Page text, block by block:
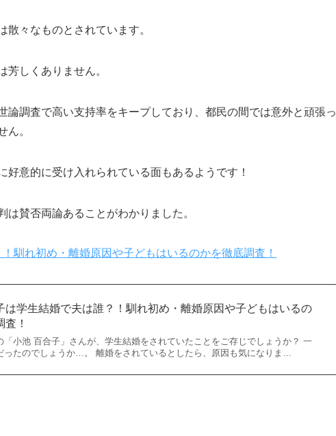
々なものとされています。
芳しくありません。
論調査で高い支持率をキープしており、都民の間では意外と頑張っ
ん。
意的に受け入れられている面もあるようです！
は賛否両論あることがわかりました。
馴れ初め・離婚原因や子どもはいるのかを徹底調査！
は学生結婚で夫は誰？！馴れ初め・離婚原因や子どもはいるの
！
「小池 百合子」さんが、学生結婚をされていたことをご存じでしょうか？ 一
ったのでしょうか…。 離婚をされているとしたら、原因も気になりま…